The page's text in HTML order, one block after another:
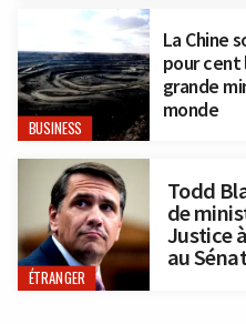
BUSINESS
La Chine
pour cent
grande
monde
ÉTRANGER
Todd
de
Justice
au